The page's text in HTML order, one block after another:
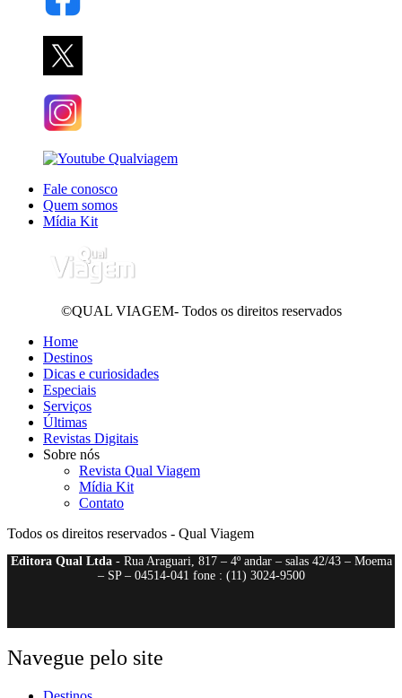
Fale conosco
Quem somos
Mídia Kit
©QUAL VIAGEM- Todos os direitos reservados
Home
Destinos
Dicas e curiosidades
Especiais
Serviços
Últimas
Revistas Digitais
Sobre nós
Revista Qual Viagem
Mídia Kit
Contato
Todos os direitos reservados - Qual Viagem
Editora Qual Ltda- Rua Araguari, 817 – 4º andar – salas 42/43 – Moema
– SP – 04514-041 fone : (11) 3024-9500
Navegue pelo site